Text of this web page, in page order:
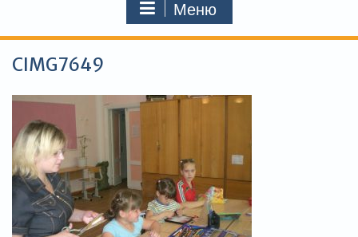
Меню
CIMG7649